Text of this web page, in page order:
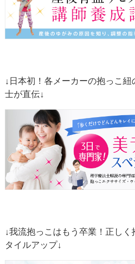
↓日本初！各メーカーの抱っこ
士が直伝↓
↓我流抱っこはもう卒業！正し
タイルアップ↓